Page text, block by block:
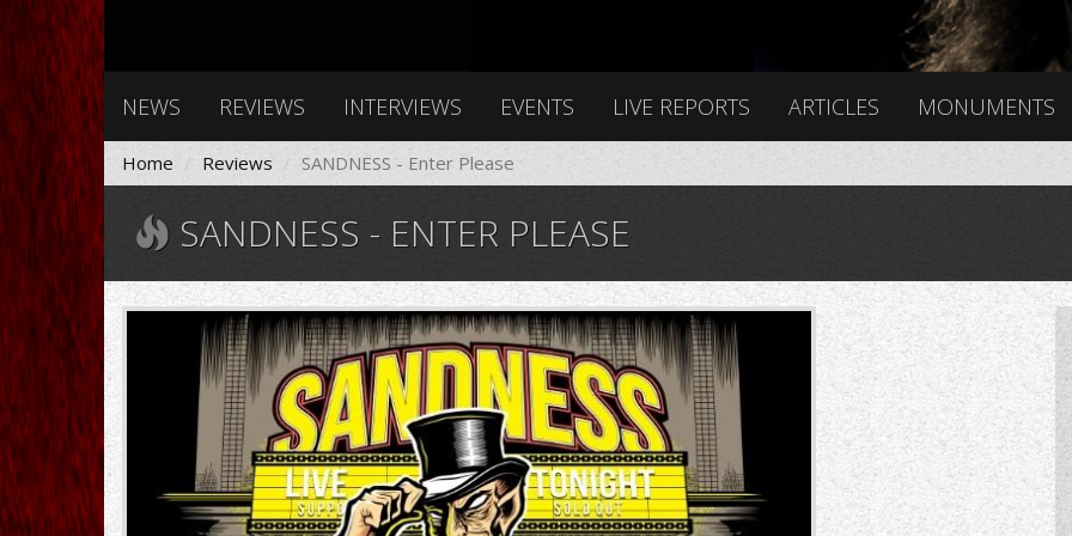
NEWS REVIEWS INTERVIEWS EVENTS LIVE REPORTS ARTICLES MONUMENTS
Home Reviews SANDNESS - Enter Please
SANDNESS - ENTER PLEASE
sandness
ep
cover.jpg